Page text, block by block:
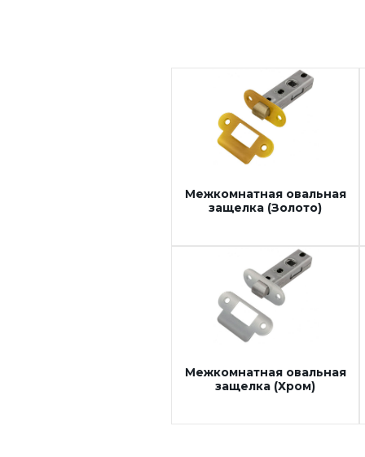
Межкомнатная овальная
защелка (Золото)
Межкомнатная овальная
защелка (Хром)